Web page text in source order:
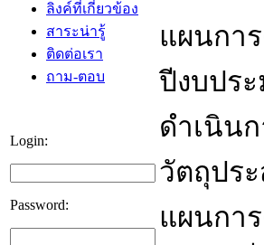
ลิงค์ที่เกี่ยวข้อง
สาระน่ารู้
ติดต่อเรา
ถาม-ตอบ
Login:
Password:
แผนกา
ปีงบปร
ดำเนิน
วัตถุปร
แผนกา